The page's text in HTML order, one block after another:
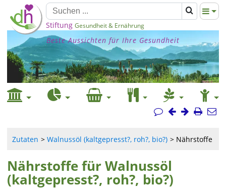
Stiftung Gesundheit & Ernährung
Beste Aussichten für Ihre Gesundheit
Zutaten Walnussöl (kaltgepresst?, roh?, bio?) Nährstoffe
Nährstoffe für Walnussöl
(kaltgepresst?, roh?, bio?)